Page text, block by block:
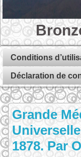
Conditions
Déclaration de
Grande
1878. Par